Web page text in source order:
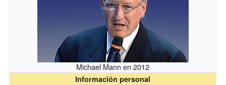
Michael Mann en 2012
Información personal